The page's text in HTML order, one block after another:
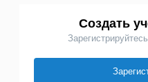
Создать